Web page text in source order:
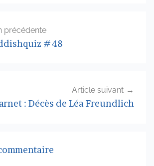
précédente
#48
Article suivant
: Décès de Léa Freundlich